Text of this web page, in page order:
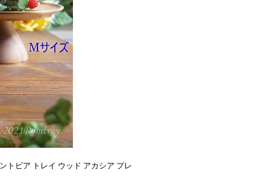
トピア トレイ ウッド アカシア プレ